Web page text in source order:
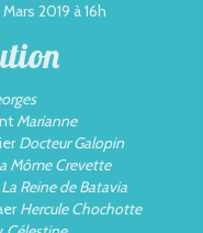
2019 à 16h
Marianne
Docteur Galopin
Môme Crevette
La Reine de Batavia
Hercule Chochotte